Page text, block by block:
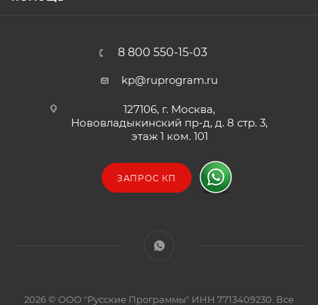
8 800 550-15-03
kp@ruprogram.ru
127106, г. Москва,
Нововладыкинский пр-д, д. 8 стр. 3,
этаж 1 ком. 101
ЗАПРОС КП
2026 © ООО "Русские Программы" ИНН 7713409230. Все